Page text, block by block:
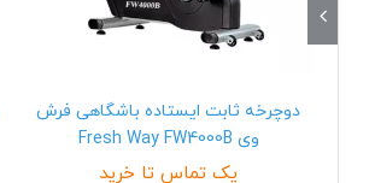
دوچرخه ثابت ایستاده باشگاهی فرش
وی Fresh Way FW4000B
یک تماس تا خرید